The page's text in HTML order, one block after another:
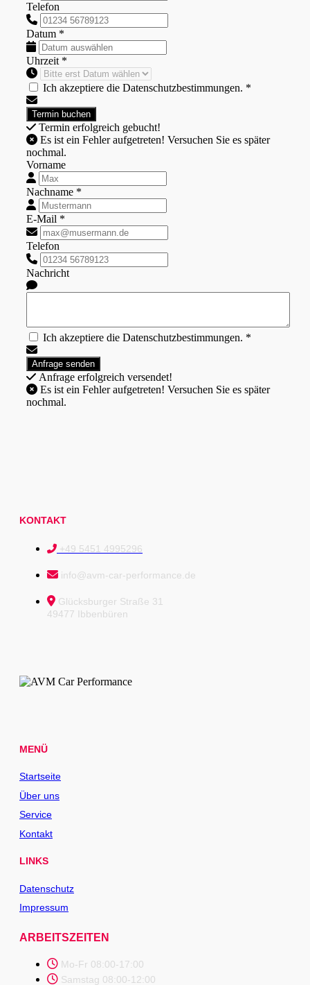
Telefon
Datum *
Uhrzeit *
Ich akzeptiere die Datenschutzbestimmungen. *
Termin erfolgreich gebucht!
nochmal.
Vorname
Nachname *
E-Mail *
Telefon
Nachricht
Ich akzeptiere die Datenschutzbestimmungen. *
Anfrage erfolgreich versendet!
nochmal.
KONTAKT
+49 5451 4995296
info@avm-car-performance.de
Glücksburger Straße 31
49477 Ibbenbüren
MENÜ
Startseite
Über uns
Service
Kontakt
LINKS
Datenschutz
Impressum
ARBEITSZEITEN
Mo-Fr 08:00-17:00
Samstag 08:00-12:00